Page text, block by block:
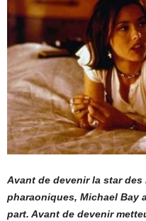
Avant de devenir la star
pharaoniques, Michael Bay
part. Avant de devenir